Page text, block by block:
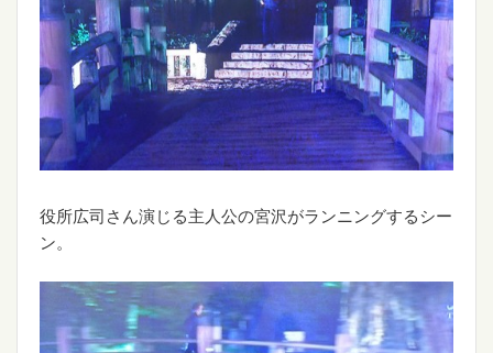
役所広司さん演じる主人公の宮沢がランニングするシー
ン。